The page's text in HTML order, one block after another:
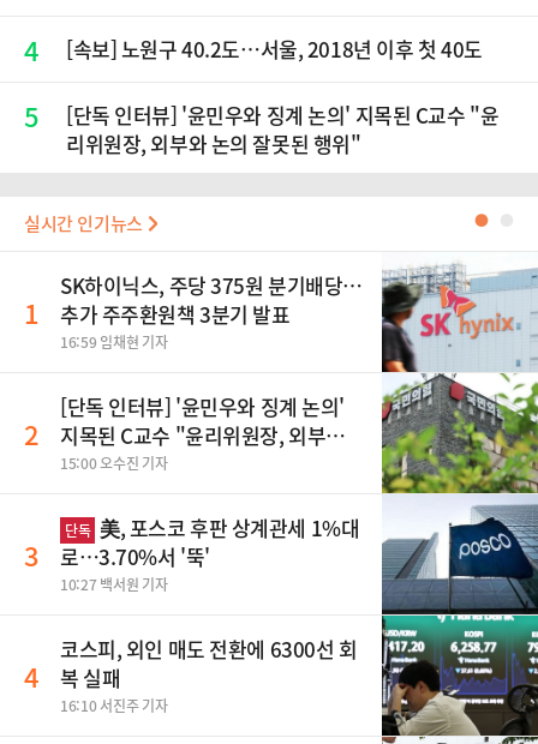
4 [속보] 노원구 40.2도…서울, 2018년 이후 첫 40도
5
[단독 인터뷰] '윤민우와 징계 논의' 지목된 C교수 "윤
리위원장, 외부와 논의 잘못된 행위"
실시간 인기뉴스 ●
1
SK하이닉스, 주당 375원 분기배당…
추가 주주환원책 3분기 발표
16:59 임채현 기자
2
[단독 인터뷰] '윤민우와 징계 논의'
지목된 C교수 "윤리위원장, 외부와
논의 잘못된 행위"
15:00 오수진 기자
3
단독 美, 포스코 후판 상계관세 1%대
로…3.70%서 '뚝'
10:27 백서원 기자
4
코스피, 외인 매도 전환에 6300선 회
복 실패
16:10 서진주 기자